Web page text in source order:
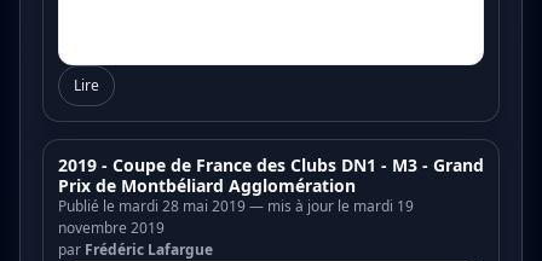
Lire
2019 - Coupe de France des Clubs DN1 - M3 - Grand
Prix de Montbéliard Agglomération
Publié le mardi 28 mai 2019 — mis à jour le mardi 19
novembre 2019
par Frédéric Lafargue